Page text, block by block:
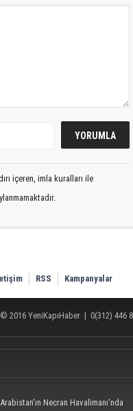
içeren, imla kuralları ile
RSS Kampanyalar
© 2016YeniKapıHaber | 0(312) 446
Necran Havalimanı'nda